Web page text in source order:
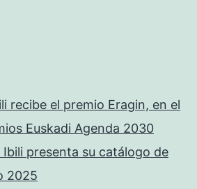
recibe el premio Eragin, en el
Euskadi Agenda 2030
Ibili presenta su catálogo de
2025